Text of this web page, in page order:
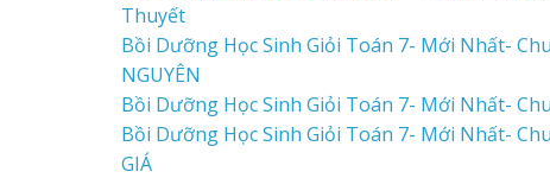
Thuyết
Bồi Dưỡng Học Sinh Giỏi Toán 7- Mới Nhất-
NGUYÊN
Bồi Dưỡng Học Sinh Giỏi Toán 7- Mới Nhất-
Bồi Dưỡng Học Sinh Giỏi Toán 7- Mới Nhất-
GIÁ